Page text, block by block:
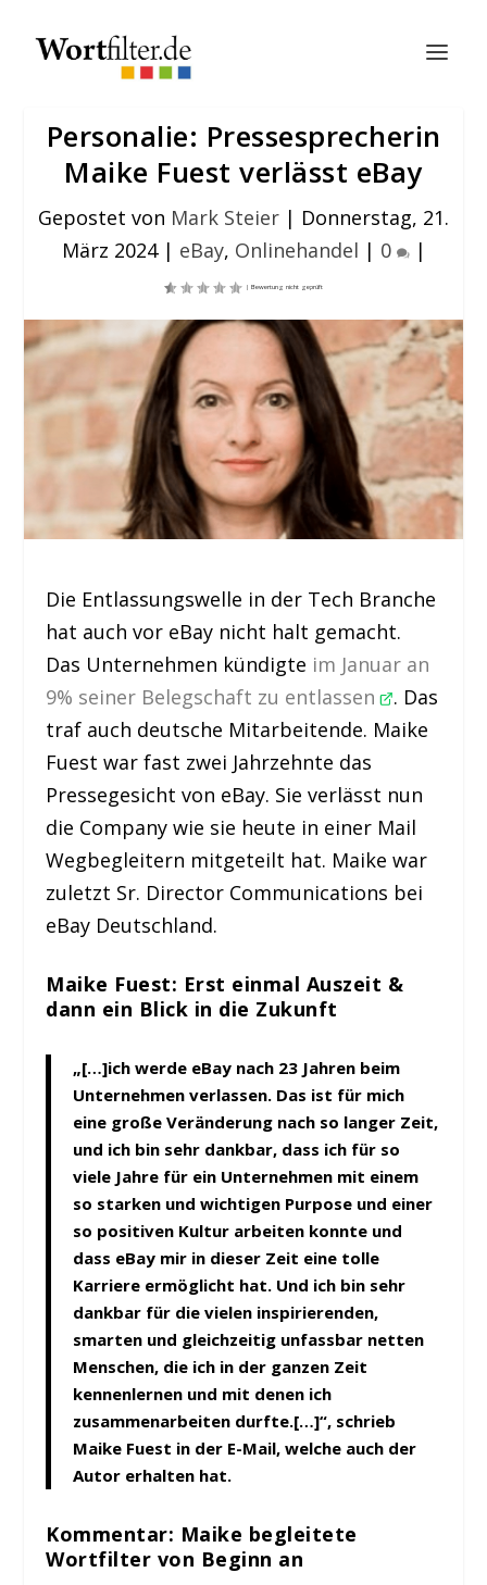
Personalie: Pressesprecherin
Maike Fuest verlässt eBay
Gepostet von Mark Steier | Donnerstag, 21.
März 2024| eBay, Onlinehandel | 0 |
Die Entlassungswelle in der Tech Branche
hat auch vor eBay nicht halt gemacht.
Das Unternehmen kündigte im Januar an
9% seiner Belegschaft zu entlassen . Das
traf auch deutsche Mitarbeitende. Maike
Fuest war fast zwei Jahrzehnte das
Pressegesicht von eBay. Sie verlässt nun
die Company wie sie heute in einer Mail
Wegbegleitern mitgeteilt hat. Maike war
zuletzt Sr. Director Communications bei
eBay Deutschland.
Maike Fuest: Erst einmal Auszeit &
dann ein Blick in die Zukunft
„[…]ich werde eBay nach 23 Jahren beim
Unternehmen verlassen. Das ist für mich
eine große Veränderung nach so langer Zeit,
und ich bin sehr dankbar, dass ich für so
viele Jahre für ein Unternehmen mit einem
so starken und wichtigen Purpose und einer
so positiven Kultur arbeiten konnte und
dass eBay mir in dieser Zeit eine tolle
Karriere ermöglicht hat. Und ich bin sehr
dankbar für die vielen inspirierenden,
smarten und gleichzeitig unfassbar netten
Menschen, die ich in der ganzen Zeit
kennenlernen und mit denen ich
zusammenarbeiten durfte.[…]“, schrieb
Maike Fuest in der E-Mail, welche auch der
Autor erhalten hat.
Kommentar: Maike begleitete
Wortfilter von Beginn an